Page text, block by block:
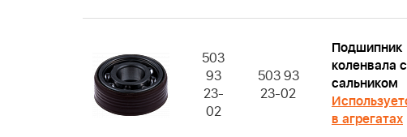
503
93
23-
02
503 93
23-02
Подшипник
коленвала с
сальником
в агрегатах